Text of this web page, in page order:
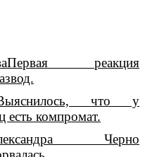
Первая реакция
что у
компромат.
Черно